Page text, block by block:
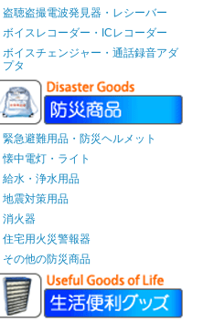
盗聴盗撮電波発見器・レシーバー
ボイスレコーダー・ICレコーダー
ボイスチェンジャー・通話録音アダ
プタ
緊急避難用品・防災ヘルメット
懐中電灯・ライト
給水・浄水用品
地震対策用品
消火器
住宅用火災警報器
その他の防災商品